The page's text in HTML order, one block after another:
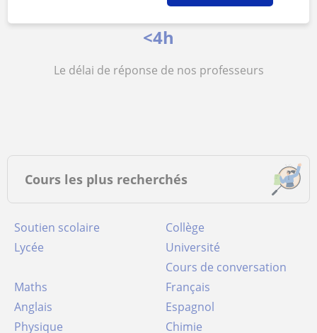
<4h
Le délai de réponse de nos professeurs
Cours les plus recherchés
Soutien scolaire
Collège
Lycée
Université
Cours de conversation
Maths
Français
Anglais
Espagnol
Physique
Chimie